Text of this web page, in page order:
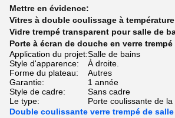
Mettre en évidence:
Vitres à double coulissage à
Vidre trempé transparent pour salle de
Porte à écran de douche en verre trempé
Application du projet:Salle de bains
Style d'apparence:
À droite.
Forme du plateau:
Autres
Garantie:
1 année
Style de cadre:
Sans cadre
Le type:
Porte coulissante de
Double coulissante verre trempé de